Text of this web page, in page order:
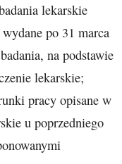
lekarskie
po 31 marca
na podstawie
lekarskie;
pracy opisane w
u poprzedniego